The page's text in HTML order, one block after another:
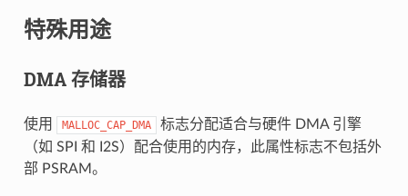
特殊用途
DMA 存储器
使用 MALLOC_CAP_DMA
标志分配适合与硬件 DMA 引擎
（如 SPI 和 I2S）配合使用的内存，此属性标志不包括外
部 PSRAM。